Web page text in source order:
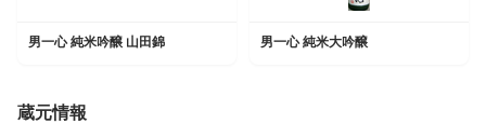
男一心 純米吟醸 山田錦 男一心 純米大吟醸
蔵元情報